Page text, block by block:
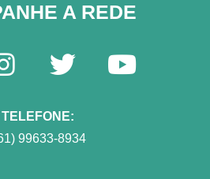
A REDE​
TELEFONE:
99633-8934